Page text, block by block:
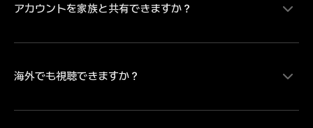
配信。MLB日本人選手ダイジェスト映像や試合ハイラ
録をしていただければどなたでも無料で視聴いただけま
登録後に有料会員への登録が必要となります。
SPOTV NOWの有料コンテンツをご視聴いただく場
お支払い方法のご登録にあたり Android端末のアプリか
play決済」 iOS端末のアプリからお支払い方法をご登録
のため、「クレジット/デビットカード、モバイルキャ
アカウントを家族と共有できますか？
各アカウントには、1人のユーザーのみがアクセスでき
と、自動的にログアウトされます。
海外でも視聴できますか？